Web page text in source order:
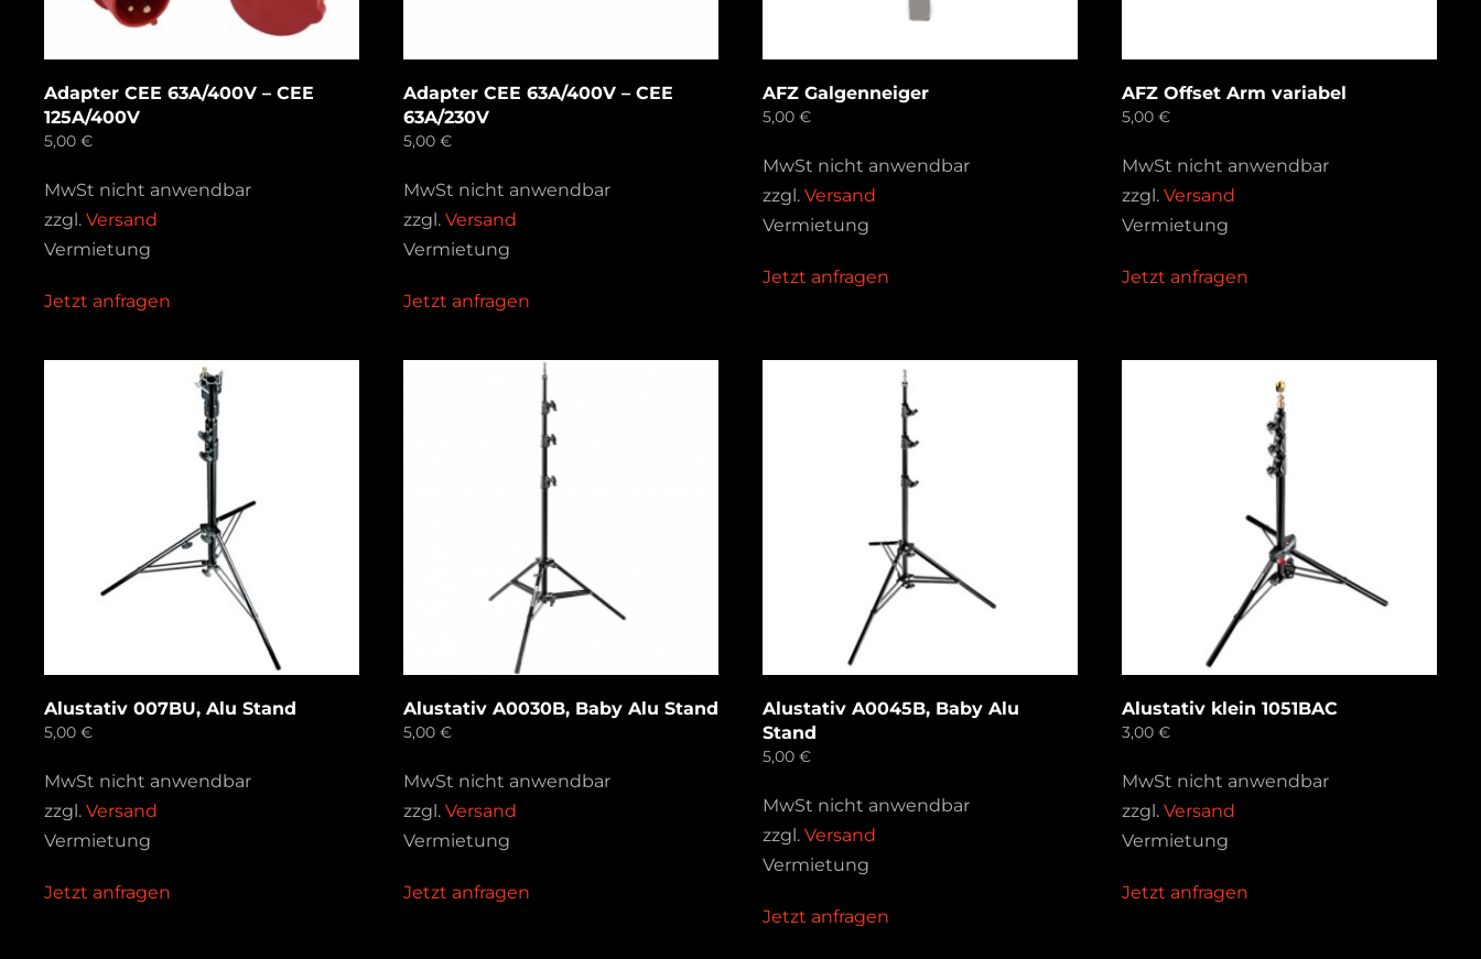
Adapter CEE 63A/400V – CEE
125A/400V
5,00 €
MwSt nicht anwendbar
zzgl. Versand
Vermietung
Jetzt anfragen
Adapter CEE 63A/400V – CEE
63A/230V
5,00 €
MwSt nicht anwendbar
zzgl. Versand
Vermietung
Jetzt anfragen
AFZ Galgenneiger
5,00 €
MwSt nicht anwendbar
zzgl. Versand
Vermietung
Jetzt anfragen
AFZ Offset Arm variabel
5,00 €
MwSt nicht anwendbar
zzgl. Versand
Vermietung
Jetzt anfragen
Alustativ 007BU, Alu Stand
5,00 €
MwSt nicht anwendbar
zzgl. Versand
Vermietung
Jetzt anfragen
Alustativ A0030B, Baby Alu Stand
5,00 €
MwSt nicht anwendbar
zzgl. Versand
Vermietung
Jetzt anfragen
Alustativ A0045B, Baby Alu
Stand
5,00 €
MwSt nicht anwendbar
zzgl. Versand
Vermietung
Jetzt anfragen
Alustativ klein 1051BAC
3,00 €
MwSt nicht anwendbar
zzgl. Versand
Vermietung
Jetzt anfragen